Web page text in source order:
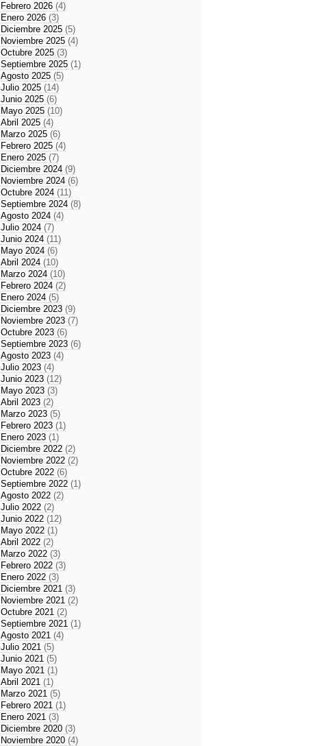
Febrero 2026 (4)
Enero 2026 (3)
Diciembre 2025 (5)
Noviembre 2025 (4)
Octubre 2025 (3)
Septiembre 2025 (1)
Agosto 2025 (5)
Julio 2025 (14)
Junio 2025 (6)
Mayo 2025 (10)
Abril 2025 (4)
Marzo 2025 (6)
Febrero 2025 (4)
Enero 2025 (7)
Diciembre 2024 (9)
Noviembre 2024 (6)
Octubre 2024 (11)
Septiembre 2024 (8)
Agosto 2024 (4)
Julio 2024 (7)
Junio 2024 (11)
Mayo 2024 (6)
Abril 2024 (10)
Marzo 2024 (10)
Febrero 2024 (2)
Enero 2024 (5)
Diciembre 2023 (9)
Noviembre 2023 (7)
Octubre 2023 (6)
Septiembre 2023 (6)
Agosto 2023 (4)
Julio 2023 (4)
Junio 2023 (12)
Mayo 2023 (3)
Abril 2023 (2)
Marzo 2023 (5)
Febrero 2023 (1)
Enero 2023 (1)
Diciembre 2022 (2)
Noviembre 2022 (2)
Octubre 2022 (6)
Septiembre 2022 (1)
Agosto 2022 (2)
Julio 2022 (2)
Junio 2022 (12)
Mayo 2022 (1)
Abril 2022 (2)
Marzo 2022 (3)
Febrero 2022 (3)
Enero 2022 (3)
Diciembre 2021 (3)
Noviembre 2021 (2)
Octubre 2021 (2)
Septiembre 2021 (1)
Agosto 2021 (4)
Julio 2021 (5)
Junio 2021 (5)
Mayo 2021 (1)
Abril 2021 (1)
Marzo 2021 (5)
Febrero 2021 (1)
Enero 2021 (3)
Diciembre 2020 (3)
Noviembre 2020 (4)